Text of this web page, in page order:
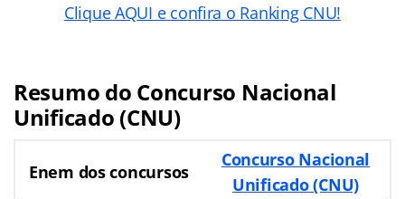
Clique AQUI e confira o Ranking CNU!
Resumo do Concurso Nacional
Unificado (CNU)
Enem dos concursos
Concurso Nacional
Unificado (CNU)